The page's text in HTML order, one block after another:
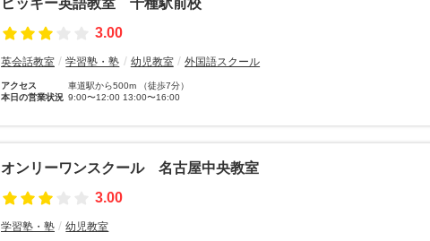
ビッキー英語教室 千種駅前校
3.00
英会話教室 学習塾・塾 幼児教室 外国語スクール
アクセス
車道駅から500m （徒歩7分）
本日の営業状況 9:00〜12:00 13:00〜16:00
オンリーワンスクール 名古屋中央教室
3.00
学習塾・塾 幼児教室